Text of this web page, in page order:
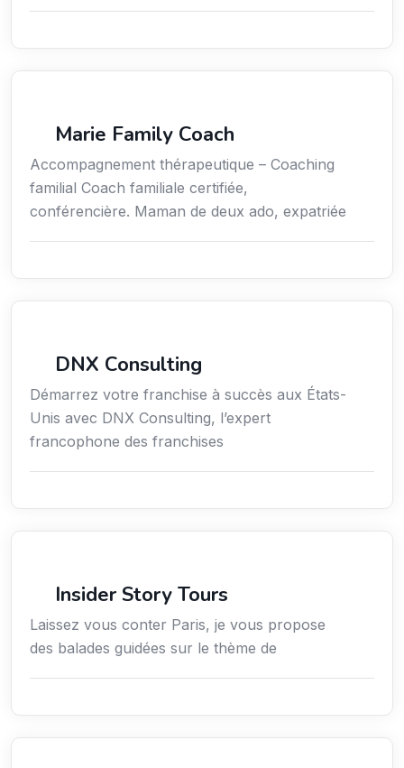
Marie Family Coach
Accompagnement thérapeutique – Coaching
familial Coach familiale certifiée,
conférencière. Maman de deux ado, expatriée
DNX Consulting
Démarrez votre franchise à succès aux États-
Unis avec DNX Consulting, l’expert
francophone des franchises
Insider Story Tours
Laissez vous conter Paris, je vous propose
des balades guidées sur le thème de